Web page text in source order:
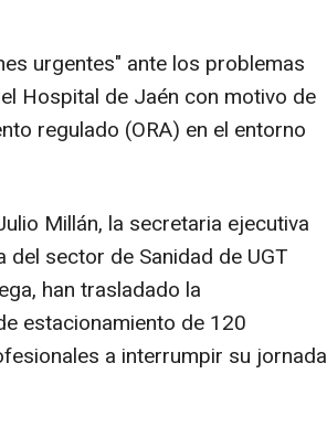
urgentes" ante los problemas
Hospital de Jaén con motivo de
regulado (ORA) en el entorno
Millán, la secretaria ejecutiva
del sector de Sanidad de UGT
han trasladado la
estacionamiento de 120
a interrumpir su jornada